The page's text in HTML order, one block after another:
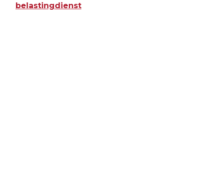
belastingdienst